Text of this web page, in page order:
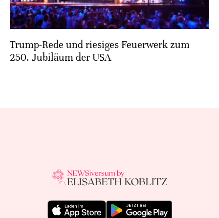
Trump-Rede und riesiges Feuerwerk zum
250. Jubiläum der USA